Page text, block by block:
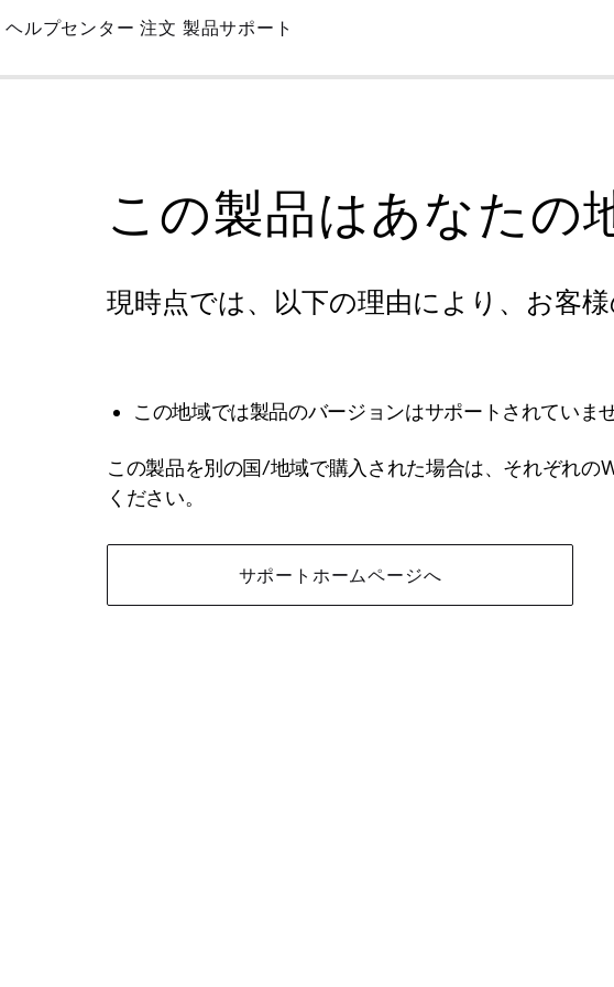
Skip
Main
ヘルプセンター 注文 製品サポート
この製品はあなたの
現時点では、以下の理由により、お客
この地域では製品のバージョンはサポートされていませ
この製品を別の国/地域で購入された場合は、それぞれ
ください。
サポートホームページへ